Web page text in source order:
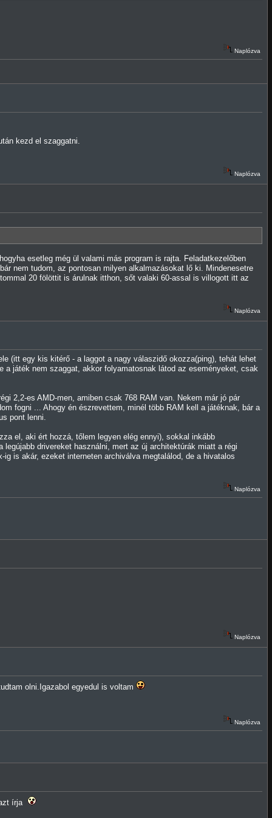
Naplózva
kezd el szaggatni.
Naplózva
esetleg még ül valami más program is rajta. Feladatkezelőben
nem tudom, az pontosan milyen alkalmazásokat lő ki. Mindenesetre
20 fölöttit is árulnak itthon, sőt valaki 60-assal is villogott itt az
Naplózva
(itt egy kis kitérő - a laggot a nagy válaszidő okozza(ping), tehát lehet
játék nem szaggat, akkor folyamatosnak látod az eseményeket, csak
2,2-es AMD-men, amiben csak 768 RAM van. Nekem már jó pár
fogni ... Ahogy én észrevettem, minél több RAM kell a játéknak, bár a
pont lenni.
el, aki ért hozzá, tőlem legyen elég ennyi), sokkal inkább
drivereket használni, mert az új architektúrák miatt a régi
is akár, ezeket interneten archiválva megtalálod, de a hivatalos
Naplózva
Naplózva
olni.Igazabol egyedul is voltam
Naplózva
írja